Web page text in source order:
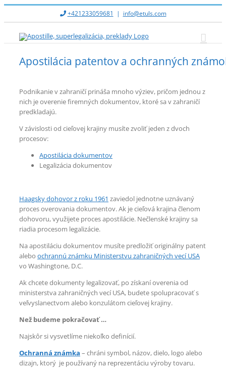
Skip
+421233059681 | info@etuls.com
Apostilácia patentov a ochranných
Podnikanie v zahraničí prináša mnoho výziev, pričom jednou z
nich je overenie firemných dokumentov, ktoré sa v zahraničí
predkladajú.
V závislosti od cieľovej krajiny musíte zvoliť jeden z dvoch
procesov:
Apostilácia dokumentov
Legalizácia dokumentov
Haagsky dohovor z roku 1961 zaviedol jednotne uznávaný
proces overovania dokumentov. Ak je cieľová krajina členom
dohovoru, využijete proces apostilácie. Nečlenské krajiny sa
riadia procesom legalizácie.
Na apostiláciu dokumentov musíte predložiť originálny patent
alebo ochrannú známku Ministerstvu zahraničných vecí USA
vo Washingtone, D.C.
Ak chcete dokumenty legalizovať, po získaní overenia od
ministerstva zahraničných vecí USA, budete spolupracovať s
veľvyslanectvom alebo konzulátom cieľovej krajiny.
Než budeme pokračovať …
Najskôr si vysvetlíme niekoľko definícií.
Ochranná známka – chráni symbol, názov, dielo, logo alebo
dizajn, ktorý je používaný na reprezentáciu výroby tovaru.